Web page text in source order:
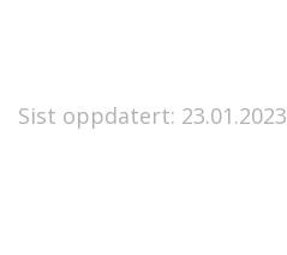
Sist oppdatert: 23.01.2023